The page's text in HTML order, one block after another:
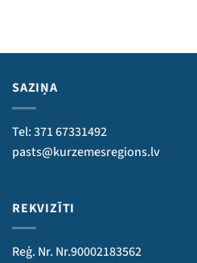
SAZIŅA
Tel: 371 67331492
pasts@kurzemesregions.lv
REKVIZĪTI
Reģ. Nr. Nr.90002183562